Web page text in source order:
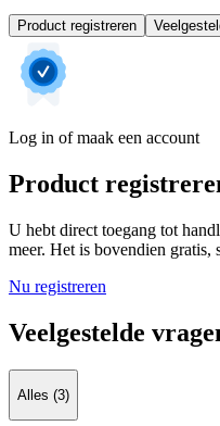
Product registreren
Log in of maak een account
Product
U hebt direct toegang tot
meer. Het is bovendien gratis,
Nu registreren
Veelgestelde
Alles (3)